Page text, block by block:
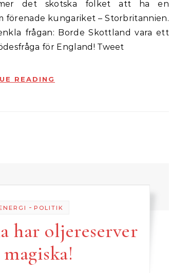
förenade kungariket – Storbritannien.
frågan: Borde Skottland vara ett
för England! Tweet
READING
- POLITIK
har oljereserver